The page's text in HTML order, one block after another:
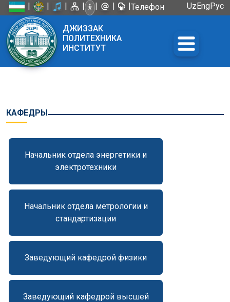
| | | | | | |Телефон
UzEngРус
ДЖИЗЗАК
ПОЛИТЕХНИКА
ИНСТИТУТ
КАФЕДРЫ
Начальник отдела энергетики и
электротехники
Начальник отдела метрологии и
стандартизации
Заведующий кафедрой физики
Заведующий кафедрой высшей